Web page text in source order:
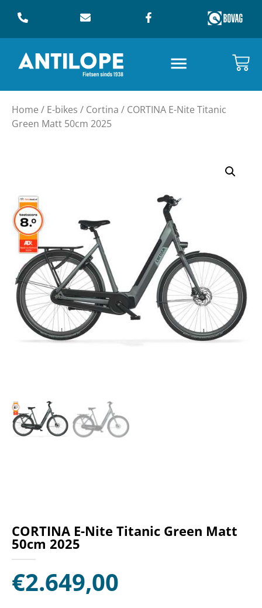
Home / E-bikes / Cortina / CORTINA E-Nite Titanic
Green Matt 50cm 2025
CORTINA E-Nite Titanic Green Matt
50cm 2025
€2.649,00